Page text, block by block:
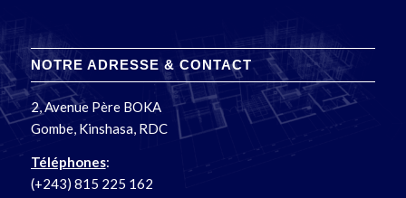
NOTRE ADRESSE & CONTACT
2, Avenue Père BOKA
Gombe, Kinshasa, RDC
Téléphones:
(+243) 815 225 162